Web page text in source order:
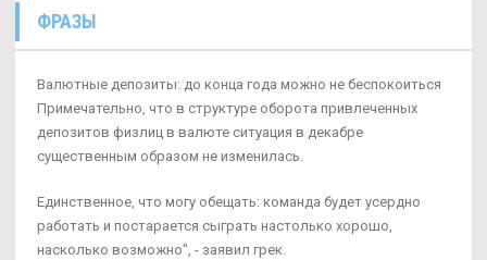
ФРАЗЫ
Валютные депозиты: до конца года можно не беспокоиться
Примечательно, что в структуре оборота привлеченных
депозитов физлиц в валюте ситуация в декабре
существенным образом не изменилась.
Единственное, что могу обещать: команда будет усердно
работать и постарается сыграть настолько хорошо,
насколько возможно", - заявил грек.